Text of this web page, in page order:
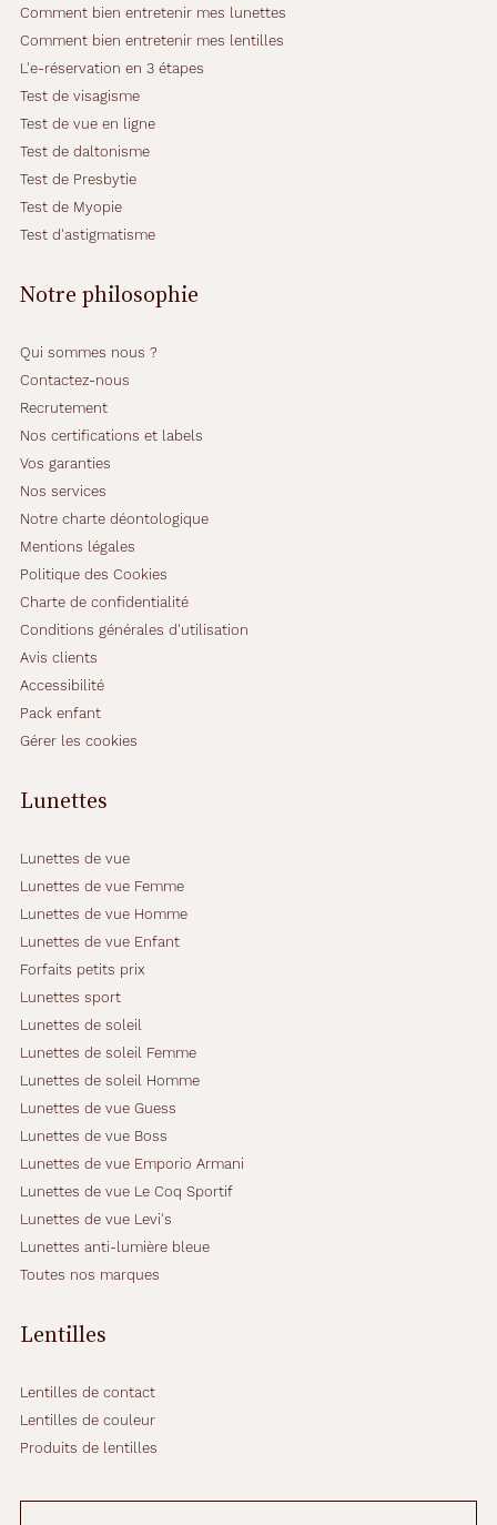
A
e
c
l
e
r
f
o
r
t
d
a
n
c
e
t
l
e
r
c
o
u
e
u
r
v
r
e
g
r
i
,
i
l
s
e
r
o
n
à
l
a
i
o
l
Comment bien entretenir mes lunettes
Comment bien entretenir mes lentilles
L'e-réservation en 3 étapes
Test de visagisme
Test de vue en ligne
Test de daltonisme
Test de Presbytie
Test de Myopie
Test d'astigmatisme
Notre philosophie
Qui sommes nous ?
Contactez-nous
Recrutement
Nos certifications et labels
Vos garanties
Nos services
Notre charte déontologique
Mentions légales
Politique des Cookies
Charte de confidentialité
Conditions générales d'utilisation
Avis clients
Accessibilité
Pack enfant
Gérer les cookies
Lunettes
Lunettes de vue
Lunettes de vue Femme
Lunettes de vue Homme
Lunettes de vue Enfant
Forfaits petits prix
Lunettes sport
Lunettes de soleil
Lunettes de soleil Femme
Lunettes de soleil Homme
Lunettes de vue Guess
Lunettes de vue Boss
Lunettes de vue Emporio Armani
Lunettes de vue Le Coq Sportif
Lunettes de vue Levi's
Lunettes anti-lumière bleue
Toutes nos marques
Lentilles
Lentilles de contact
Lentilles de couleur
Produits de lentilles